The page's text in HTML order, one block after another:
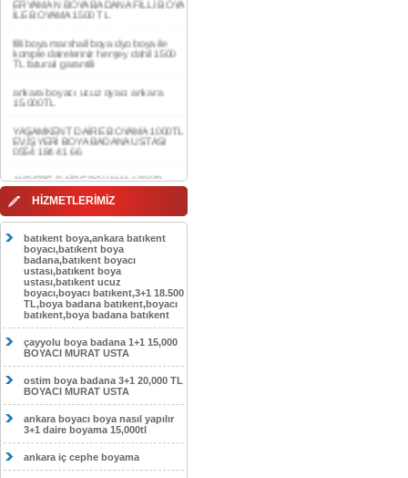
filli boya marshall boya dyo boya ile
komple daireleriniz herşey dahil 1500
ankara boyacı ucuz oyacı ankara
15.000TL
YAŞAMKENT DAİRE BOYAMA 1000TL
EV,İŞYERİ BOYA BADANA USTASI
AKDERE DAİRE BOYAMA 1000TL
EV,İŞYERİ BOYA BADANA USTASI
CEBECİ DAİRE BOYAMA 1000TL
EV,İŞYERİ BOYA BADANA USTASI
0554 184 41 66
HASKÖY DAİRE BOYAMA 1000TL
EV,İŞYERİ BOYA BADANA USTASI
0554 184 41 66
GÖLBAŞI DAİRE BOYAMA 1000TL
EV,İŞYERİ BOYA BADANA USTASI
0554 184 41 66
SOKULLU DAİRE BOYAMA 1000TL
EV,İŞYERİ BOYA BADANA USTASI
0554 184 41 66
HİZMETLERİMİZ
batıkent boya,ankara batıkent
boyacı,batıkent boya
badana,batıkent boyacı
ustası,batıkent boya
ustası,batıkent ucuz
boyacı,boyacı batıkent,3+1 18.500
TL,boya badana batıkent,boyacı
batıkent,boya badana batıkent
çayyolu boya badana 1+1 15,000
BOYACI MURAT USTA
ostim boya badana 3+1 20,000 TL
BOYACI MURAT USTA
ankara boyacı boya nasıl yapılır
3+1 daire boyama 15,000tl
ankara iç cephe boyama